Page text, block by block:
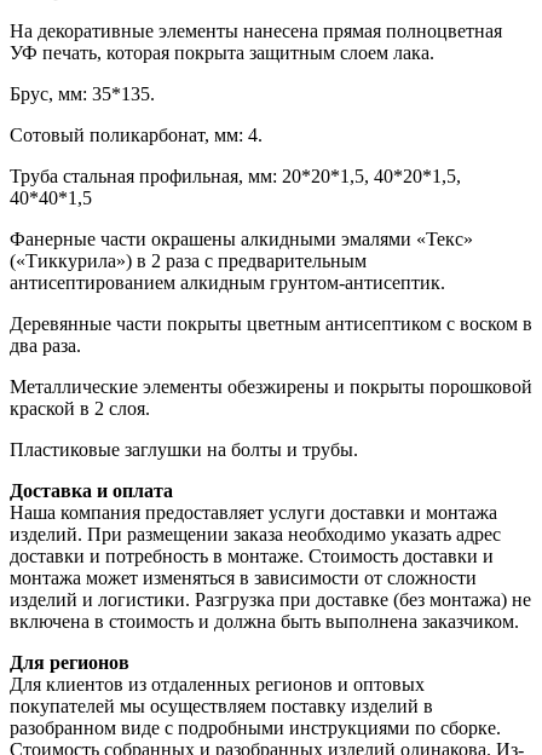
На декоративные элементы нанесена прямая полноцветная
УФ печать, которая покрыта защитным слоем лака.
Брус, мм: 35*135.
Сотовый поликарбонат, мм: 4.
Труба стальная профильная, мм: 20*20*1,5, 40*20*1,5,
40*40*1,5
Фанерные части окрашены алкидными эмалями «Текс»
(«Тиккурила») в 2 раза с предварительным
антисептированием алкидным грунтом-антисептик.
Деревянные части покрыты цветным антисептиком с воском в
два раза.
Металлические элементы обезжирены и покрыты порошковой
краской в 2 слоя.
Пластиковые заглушки на болты и трубы.
Доставка и оплата
Наша компания предоставляет услуги доставки и монтажа
изделий. При размещении заказа необходимо указать адрес
доставки и потребность в монтаже. Стоимость доставки и
монтажа может изменяться в зависимости от сложности
изделий и логистики. Разгрузка при доставке (без монтажа) не
включена в стоимость и должна быть выполнена заказчиком.
Для регионов
Для клиентов из отдаленных регионов и оптовых
покупателей мы осуществляем поставку изделий в
разобранном виде с подробными инструкциями по сборке.
Стоимость собранных и разобранных изделий одинакова. Из-